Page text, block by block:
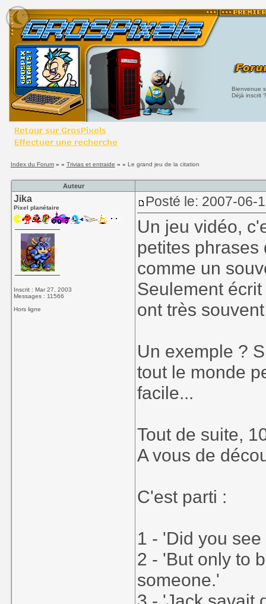
Bienvenue
Déjà inscrit
Index du Forum» » Trivias et entraide » » Le grand jeu de la citation
Auteur
Jika
Pixel planétaire
Inscrit : Mar 27, 2003
Messages : 11566
Hors ligne
Posté le: 2007-06-
Un jeu vidéo,
petites
comme un
Seulement
ont très
Un exemple ?
tout le monde
facile...
Tout de suite,
A vous de
C'est parti :
1 - 'Did you
2 - 'But only to
someone.'